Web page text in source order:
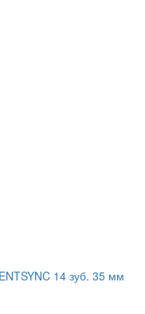
14 зуб. 35 мм